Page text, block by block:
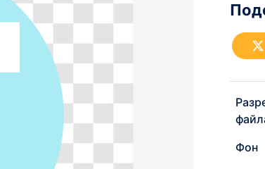
о
Фон